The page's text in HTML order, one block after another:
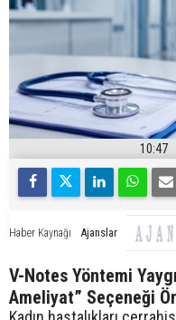
10:47
Haber Kaynağı Ajanslar
V-Notes Yöntemi
Ameliyat” Seçeneği